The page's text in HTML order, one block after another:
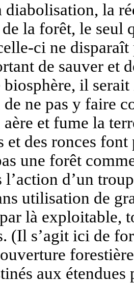
diabolisation, la
la forêt, le seul
ci ne disparaît
de sauver et
biosphère, il
de ne pas y faire
et fume la
et des ronces
une forêt
l’action d’un
utilisation de
là exploitable,
(Il s’agit ici de
aux